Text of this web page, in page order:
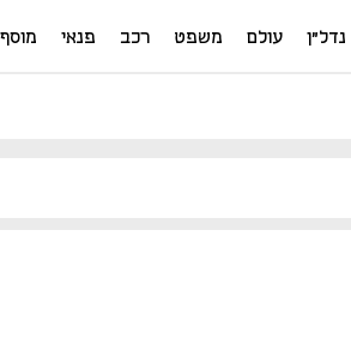
נדל"ן עולם משפט רכב פנאי מוסף